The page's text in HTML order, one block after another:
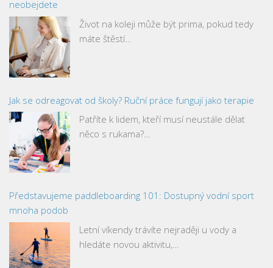
neobejdete
Život na koleji může být prima, pokud tedy
máte štěstí…
Jak se odreagovat od školy? Ruční práce fungují jako terapie
Patříte k lidem, kteří musí neustále dělat
něco s rukama?…
Představujeme paddleboarding 101: Dostupný vodní sport
mnoha podob
Letní víkendy trávíte nejraději u vody a
hledáte novou aktivitu,…